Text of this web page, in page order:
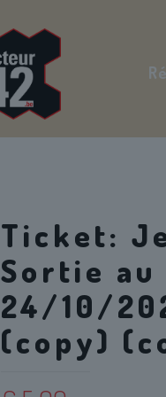
Ticket:
Sortie au
24/10/
(copy)